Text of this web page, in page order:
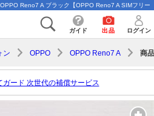
Reno7 A ブラック【OPPO Reno7 A SIMフリー
ガイド 出品 ログイン
ン OPPO OPPO Reno7 A 商
ード 次世代の補償サービス